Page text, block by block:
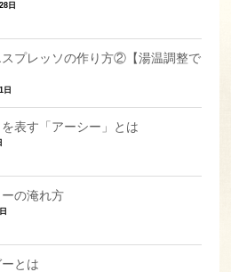
日
プレッソの作り方②【湯温調整で
日
表す「アーシー」とは
ーの淹れ方
とは